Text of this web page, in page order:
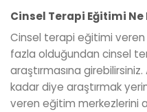
Cinsel Terapi Eğitimi Ne
Cinsel terapi eğitimi veren
fazla olduğundan cinsel
araştırmasına
kadar diye araştırmak
veren eğitim merkezlerini